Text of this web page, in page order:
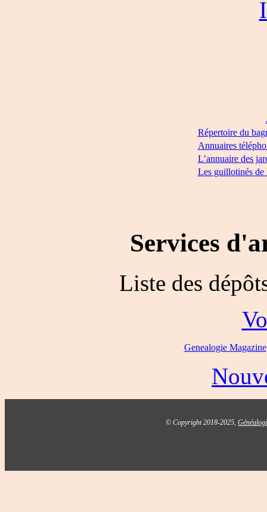
Répertoire du
Annuaires
L’annuaire des
Les guillotinés de
Services
Liste des
Genealogie Magazine
© Copyright 2018-2025,